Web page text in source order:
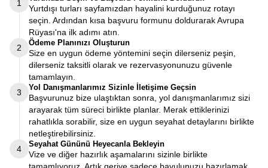
1
Yurtdışı turları sayfamızdan hayalini kurduğunuz rotayı
seçin. Ardından kısa başvuru formunu doldurarak Avrupa
Rüyası'na ilk adımı atın.
2
Ödeme Planınızı Oluşturun
Size en uygun ödeme yöntemini seçin dilerseniz peşin,
dilerseniz taksitli olarak ve rezervasyonunuzu güvenle
tamamlayın.
3
Yol Danışmanlarımız Sizinle İletişime Geçsin
Başvurunuz bize ulaştıktan sonra, yol danışmanlarımız sizi
arayarak tüm süreci birlikte planlar. Merak ettiklerinizi
rahatlıkla sorabilir, size en uygun seyahat detaylarını birlikte
netleştirebilirsiniz.
4
Seyahat Gününü Heyecanla Bekleyin
Vize ve diğer hazırlık aşamalarını sizinle birlikte